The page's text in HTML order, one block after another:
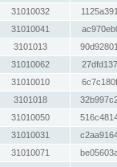
31010032
31010041
3101013
31010062
31010010
3101018
31010050
31010031
31010071